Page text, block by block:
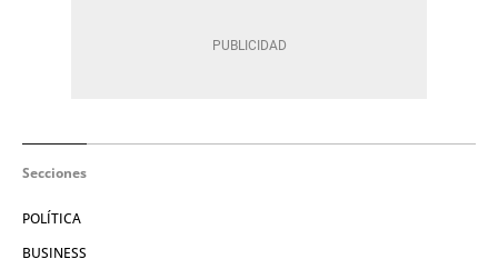
Secciones
POLÍTICA
BUSINESS